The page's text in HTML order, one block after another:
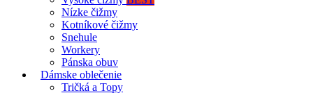
Nízke čižmy
Kotníkové čižmy
Snehule
Workery
Pánska obuv
Dámske oblečenie
Tričká a Topy